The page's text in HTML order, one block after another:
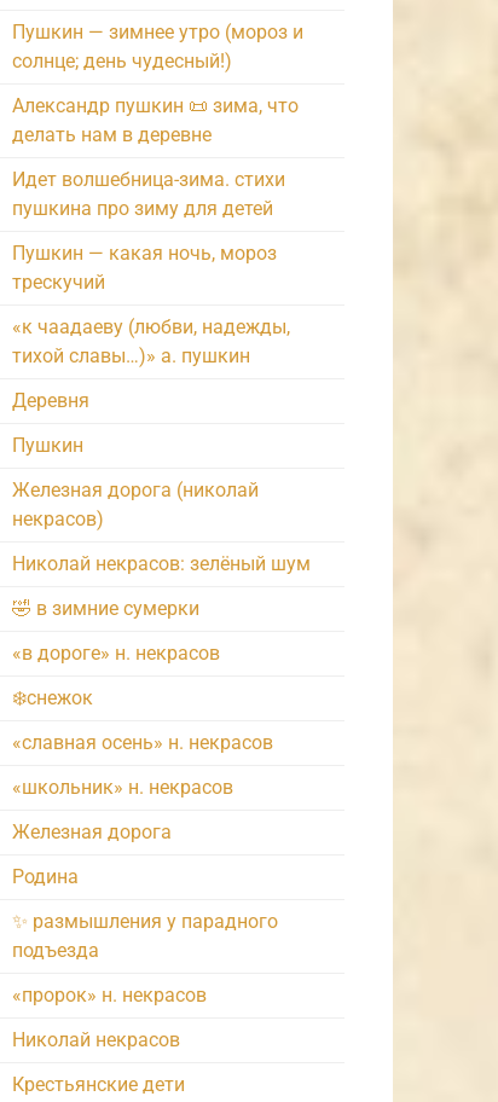
Пушкин — зимнее утро (мороз и
солнце; день чудесный!)
Александр пушкин 📜 зима, что
делать нам в деревне
Идет волшебница-зима. стихи
пушкина про зиму для детей
Пушкин — какая ночь, мороз
трескучий
«к чаадаеву (любви, надежды,
тихой славы…)» а. пушкин
Деревня
Пушкин
Железная дорога (николай
некрасов)
Николай некрасов: зелёный шум
🤣 в зимние сумерки
«в дороге» н. некрасов
❄️снежок
«славная осень» н. некрасов
«школьник» н. некрасов
Железная дорога
Родина
✨ размышления у парадного
подъезда
«пророк» н. некрасов
Николай некрасов
Крестьянские дети